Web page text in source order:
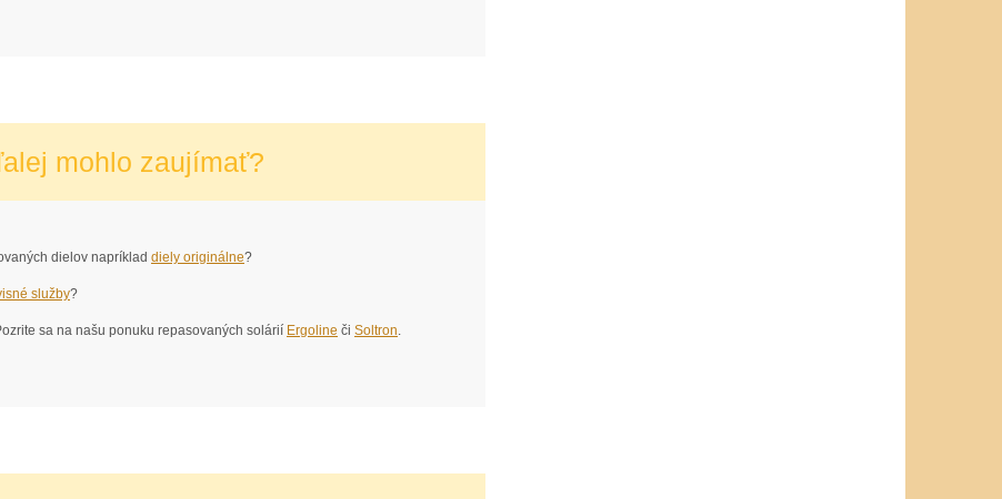
mohlo zaujímať?
dielov napríklad diely originálne?
služby?
sa na našu ponuku repasovaných solárií Ergoline či Soltron.